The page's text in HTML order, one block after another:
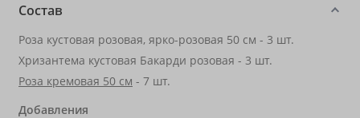
Состав
Роза кустовая розовая, ярко-розовая 50 см - 3 шт.
Хризантема кустовая Бакарди розовая - 3 шт.
Роза кремовая 50 см - 7 шт.
Добавления